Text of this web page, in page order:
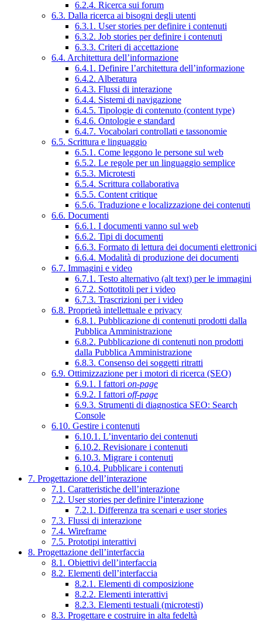
6.2.4. Ricerca sui forum
6.3. Dalla ricerca ai bisogni degli utenti
6.3.1. User stories per definire i contenuti
6.3.2. Job stories per definire i contenuti
6.3.3. Criteri di accettazione
6.4. Architettura dell’informazione
6.4.1. Definire l’architettura dell’informazione
6.4.2. Alberatura
6.4.3. Flussi di interazione
6.4.4. Sistemi di navigazione
6.4.5. Tipologie di contenuto (content type)
6.4.6. Ontologie e standard
6.4.7. Vocabolari controllati e tassonomie
6.5. Scrittura e linguaggio
6.5.1. Come leggono le persone sul web
6.5.2. Le regole per un linguaggio semplice
6.5.3. Microtesti
6.5.4. Scrittura collaborativa
6.5.5. Content critique
6.5.6. Traduzione e localizzazione dei contenuti
6.6. Documenti
6.6.1. I documenti vanno sul web
6.6.2. Tipi di documenti
6.6.3. Formato di lettura dei documenti elettronici
6.6.4. Modalità di produzione dei documenti
6.7. Immagini e video
6.7.1. Testo alternativo (alt text) per le immagini
6.7.2. Sottotitoli per i video
6.7.3. Trascrizioni per i video
6.8. Proprietà intellettuale e privacy
6.8.1. Pubblicazione di contenuti prodotti dalla
Pubblica Amministrazione
6.8.2. Pubblicazione di contenuti non prodotti
dalla Pubblica Amministrazione
6.8.3. Consenso dei soggetti ritratti
6.9. Ottimizzazione per i motori di ricerca (SEO)
6.9.1. I fattori on-page
6.9.2. I fattori off-page
6.9.3. Strumenti di diagnostica SEO: Search
Console
6.10. Gestire i contenuti
6.10.1. L’inventario dei contenuti
6.10.2. Revisionare i contenuti
6.10.3. Migrare i contenuti
6.10.4. Pubblicare i contenuti
7. Progettazione dell’interazione
7.1. Caratteristiche dell’interazione
7.2. User stories per definire l’interazione
7.2.1. Differenza tra scenari e user stories
7.3. Flussi di interazione
7.4. Wireframe
7.5. Prototipi interattivi
8. Progettazione dell’interfaccia
8.1. Obiettivi dell’interfaccia
8.2. Elementi dell’interfaccia
8.2.1. Elementi di composizione
8.2.2. Elementi interattivi
8.2.3. Elementi testuali (microtesti)
8.3. Progettare e costruire in alta fedeltà